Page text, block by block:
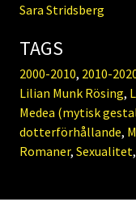
Sara Stridsberg
TAGS
2000-2010, 2010-
Lilian Munk Rösing,
Medea (mytisk
dotterförhållande,
Romaner, Sexualitet,